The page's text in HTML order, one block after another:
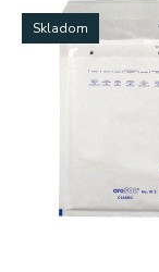
Skladom